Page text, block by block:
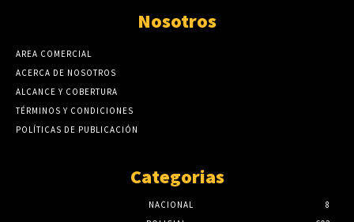
Nosotros
AREA COMERCIAL
ACERCA DE NOSOTROS
ALCANCE Y COBERTURA
TÉRMINOS Y CONDICIONES
POLÍTICAS DE PUBLICACIÓN
Categorias
NACIONAL
8